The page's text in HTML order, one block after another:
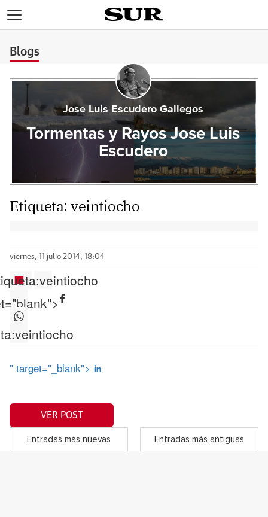
Blogs
Jose Luis Escudero Gallegos
Tormentas y Rayos Jose Luis
Escudero
Etiqueta:veintiocho
viernes, 11 julio 2014, 18:04
veintiocho
veintiocho
" target="_blank">
VER POST
Entradas más nuevas Entradas más antiguas